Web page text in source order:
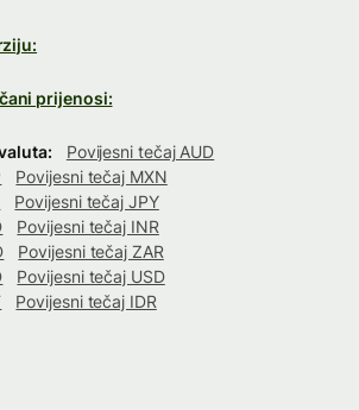
prijenosi:
Povijesni tečaj AUD
Povijesni tečaj MXN
Povijesni tečaj JPY
Povijesni tečaj INR
Povijesni tečaj ZAR
Povijesni tečaj USD
Povijesni tečaj IDR